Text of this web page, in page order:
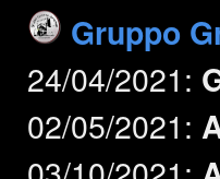
Gruppo
24/04/2021:
02/05/2021: